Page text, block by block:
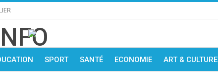
SPORT SANTÉ ECONOMIE ART & CULTURE